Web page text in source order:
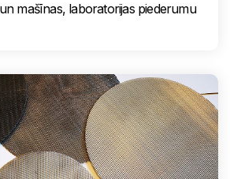
mašīnas, laboratorijas piederumu